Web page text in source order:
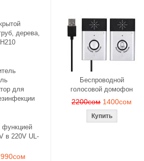
дерева,
для
функцией
в 220V UL-
Беспроводной
голосовой домофон
2200сом 1400сом